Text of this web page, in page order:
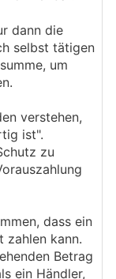
dann die
selbst tätigen
um
verstehen,
ist".
zu
dass ein
zahlen kann.
Betrag
ein Händler,